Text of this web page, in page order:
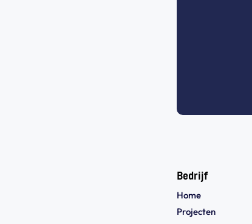
Bedrijf
Home
Projecten